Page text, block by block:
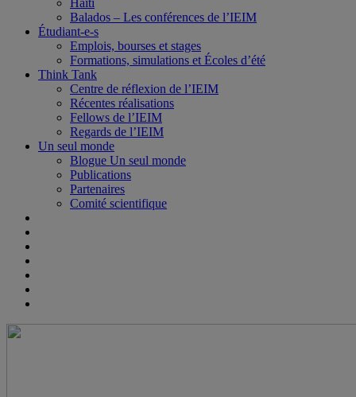
Haïti
Balados – Les conférences de l’IEIM
Étudiant-e-s
Emplois, bourses et stages
Formations, simulations et Écoles d’été
Think Tank
Centre de réflexion de l’IEIM
Récentes réalisations
Fellows de l’IEIM
Regards de l’IEIM
Un seul monde
Blogue Un seul monde
Publications
Partenaires
Comité scientifique